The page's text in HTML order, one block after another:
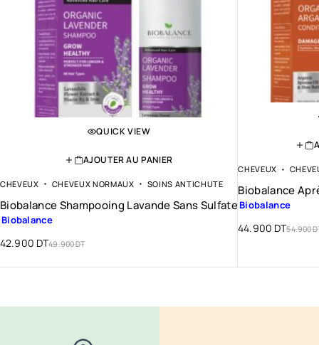
QUICK VIEW
AJOUTER AU PANIER
CHEVEUX CHEVEUX NORMAUX SOINS ANTICHUTE
Biobalance Shampooing Lavande Sans Sulfate
Biobalance
49.900DT
42.900 DT
CHEVEUX
Biobalance
Biobalance
54.900
44.900 DT